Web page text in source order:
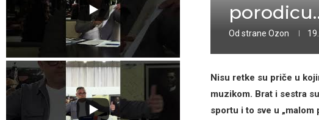
Od strane Ozon
Nisu retke su priče u
muzikom. Brat i sestra
sportu i to sve u „malom